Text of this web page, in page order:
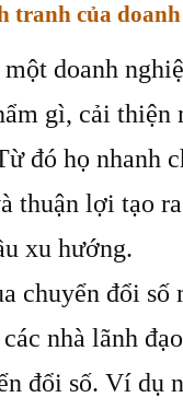
tranh của
doanh
gì, cải
đó họ nhanh
thuận lợi tạo
xu hướng.
chuyển đổi số
nhà lãnh
đổi số. Ví